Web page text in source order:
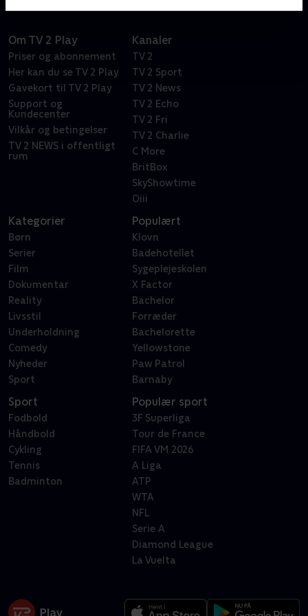
Om TV 2 Play
Priser og abonnement
Her kan du se TV 2 Play
Gavekort til TV 2 Play
Support og
Kundecenter
Vilkår og betingelser
TV 2 NEWS i offentligt
rum
Kanaler
TV 2
TV 2 Sport
TV 2 News
TV 2 Echo
TV 2 Fri
TV 2 Charlie
C More
BritBox
SkyShowtime
Oiii
Kategorier
Børn
Serier
Film
Dokumentar
Reality
Livsstil
Underholdning
Comedy
Nyheder
Sport
Populært
Klovn
Badehotellet
Sygeplejeskolen
X Factor
Bachelor
Forræder
Bachelorette
Yellowstone
Paw Patrol
Barnaby
Sport
Fodbold
Håndbold
Cykling
Tennis
Badminton
Populær sport
3F Superliga
Tour de France
FIFA VM 2026
A Liga
ATP
WTA
NFL
Serie A
Diamond League
La Vuelta